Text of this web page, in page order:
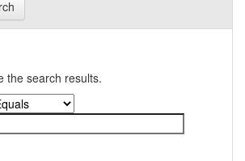
the search results.